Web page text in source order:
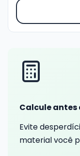
Calcule antes
Evite
material você